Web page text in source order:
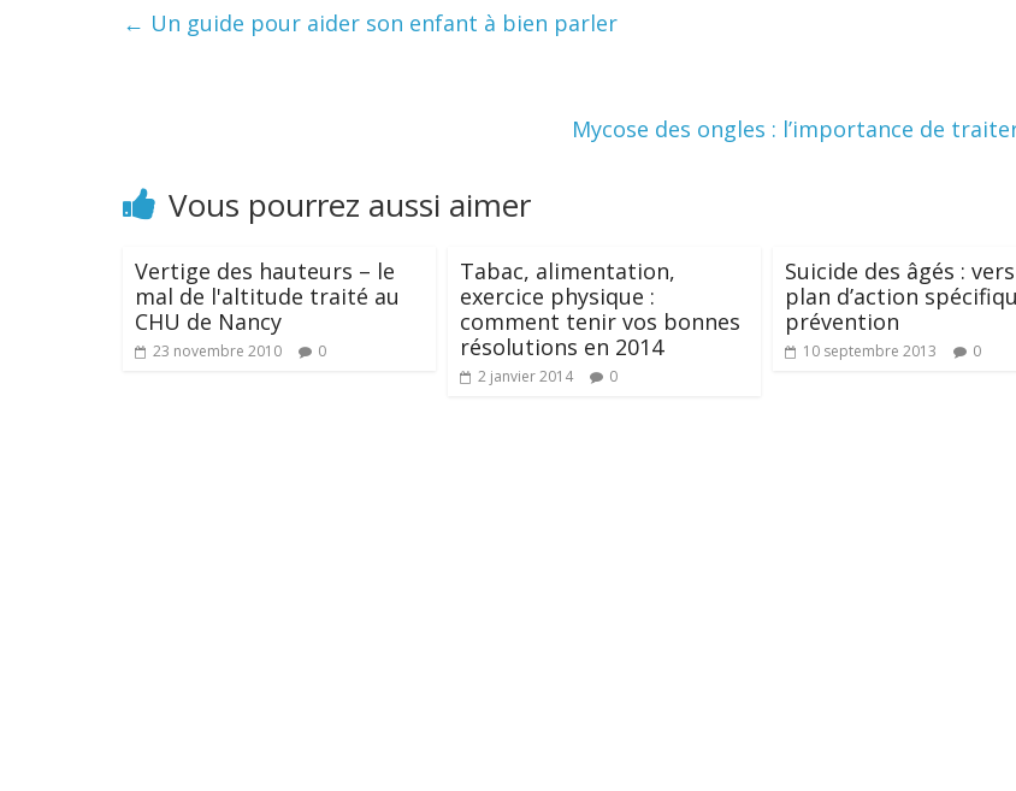
← Un guide pour aider son enfant à bien parler
Mycose des ongles : l’importance de
Vous pourrez aussi aimer
Vertige des hauteurs – le
mal de l'altitude traité au
CHU de Nancy
23 novembre 2010 0
Tabac, alimentation,
exercice physique :
comment tenir vos bonnes
résolutions en 2014
2 janvier 2014 0
Suicide des âgés :
plan d’action
prévention
10 septembre 2013 0